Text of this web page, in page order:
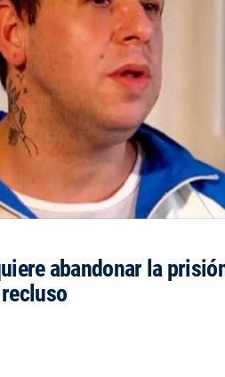
abandonar la